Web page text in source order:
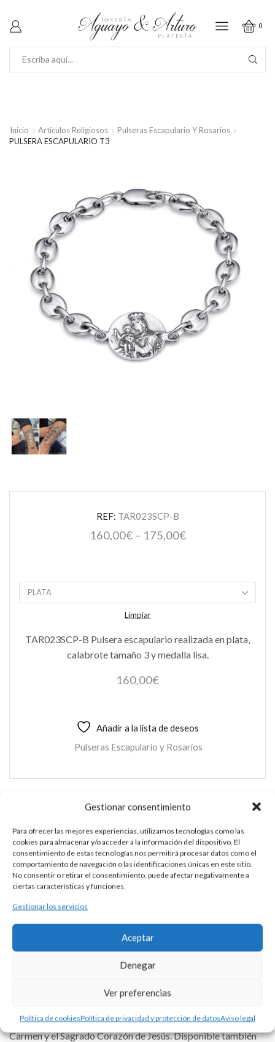
Gestionar consentimiento
Para ofrecer las mejores experiencias, utilizamos tecnologías como las
cookies para almacenar y/o acceder a la información del dispositivo. El
consentimiento de estas tecnologías nos permitirá procesar datos como el
comportamiento de navegación o las identificaciones únicas en este sitio.
No consentir o retirar el consentimiento, puede afectar negativamente a
ciertas características y funciones.
Gestionar los servicios
Aceptar
Denegar
Ver preferencias
Política de cookiesPolítica de privacidad y protección de datosAviso legal
0
Inicio Artículos Religiosos
Pulseras Escapulario Y Rosarios
PULSERA ESCAPULARIO T3
REF: TAR023SCP-B
160,00€– 175,00€
Limpiar
TAR023SCP-B Pulsera escapulario realizada en plata,
calabrote tamaño 3 y medalla lisa.
160,00€
Añadir a la lista de deseos
Pulseras Escapulario y Rosarios
Esta es una pieza única al ser realizada de manera artesanal en
nuestros talleres de Madrid, España. Es por ello por lo que sus
características y precio pueden variar de una pieza a otra.
Para cualquier consulta contacte con nosotros.
medalla escapulario con las imágenes de la Virgen del
Carmen y el Sagrado Corazón de Jesús. Disponible también